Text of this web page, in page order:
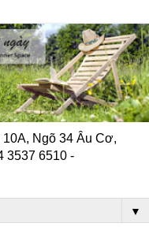
Ngõ 34 Âu Cơ,
3537 6510 -
▼